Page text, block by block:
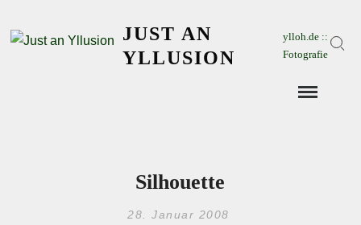
JUST AN
YLLUSION
ylloh.de ::
Fotografie
Silhouette
28. Januar 2008